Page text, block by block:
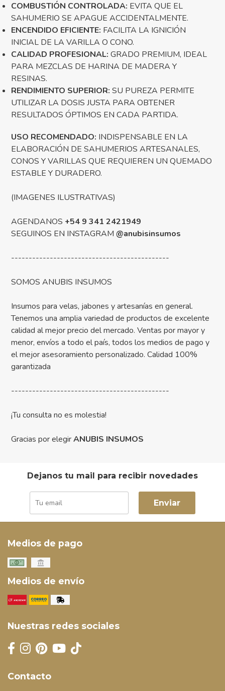
COMBUSTIÓN CONTROLADA: EVITA QUE EL
SAHUMERIO SE APAGUE ACCIDENTALMENTE.
ENCENDIDO EFICIENTE: FACILITA LA IGNICIÓN
INICIAL DE LA VARILLA O CONO.
CALIDAD PROFESIONAL: GRADO PREMIUM, IDEAL
PARA MEZCLAS DE HARINA DE MADERA Y
RESINAS.
RENDIMIENTO SUPERIOR: SU PUREZA PERMITE
UTILIZAR LA DOSIS JUSTA PARA OBTENER
RESULTADOS ÓPTIMOS EN CADA PARTIDA.
USO RECOMENDADO: INDISPENSABLE EN LA
ELABORACIÓN DE SAHUMERIOS ARTESANALES,
CONOS Y VARILLAS QUE REQUIEREN UN QUEMADO
ESTABLE Y DURADERO.
(IMAGENES ILUSTRATIVAS)
AGENDANOS +54 9 341 2421949
SEGUINOS EN INSTAGRAM@anubisinsumos
---------------------------------------------
SOMOS ANUBIS INSUMOS
Insumos para velas, jabones y artesanías en general.
Tenemos una amplia variedad de productos de excelente
calidad al mejor precio del mercado. Ventas por mayor y
menor, envíos a todo el país, todos los medios de pago y
el mejor asesoramiento personalizado. Calidad 100%
garantizada
---------------------------------------------
¡Tu consulta no es molestia!
Gracias por elegirANUBIS INSUMOS
Dejanos tu mail para recibir novedades
Enviar
Medios de pago
Medios de envío
Nuestras redes sociales
Contacto